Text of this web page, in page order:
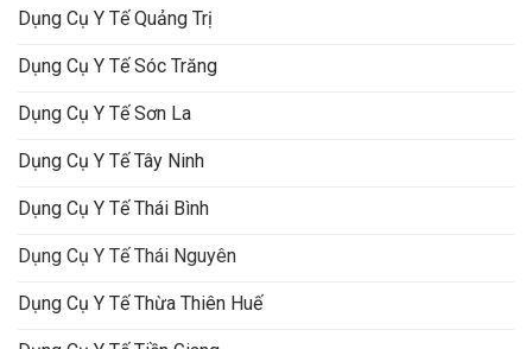
Dụng Cụ Y Tế Quảng Trị
Dụng Cụ Y Tế Sóc Trăng
Dụng Cụ Y Tế Sơn La
Dụng Cụ Y Tế Tây Ninh
Dụng Cụ Y Tế Thái Bình
Dụng Cụ Y Tế Thái Nguyên
Dụng Cụ Y Tế Thừa Thiên Huế